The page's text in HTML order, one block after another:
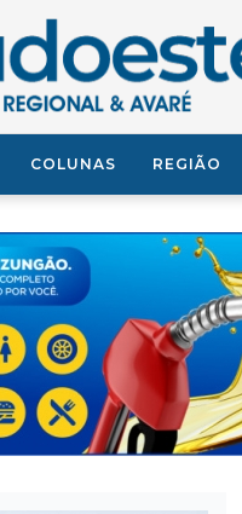
COLUNAS REGIÃO